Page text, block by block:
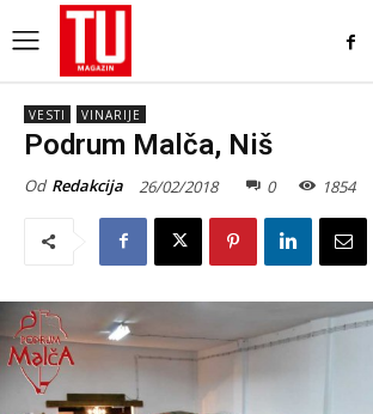
VESTI VINARIJE
Podrum Malča, Niš
Od Redakcija 26/02/2018 0 1854